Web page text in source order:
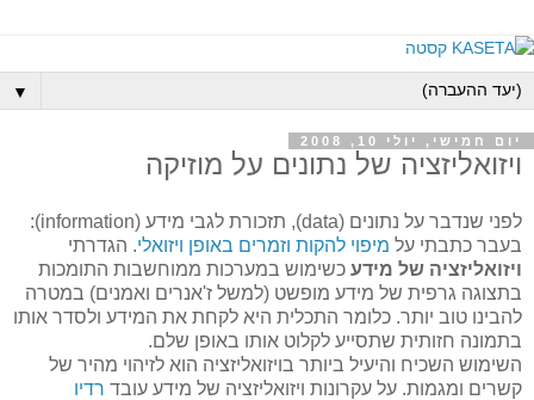
▼
יום חמישי, יולי 10, 2008
ויזואליזציה של נתונים על מוזיקה
לפני שנדבר על נתונים (data), תזכורת לגבי מידע (information):
בעבר כתבתי על מיפוי להקות וזמרים באופן ויזואלי. הגדרתי
ויזואליזציה של מידע כשימוש במערכות ממוחשבות התומכות
בתצוגה גרפית של מידע מופשט (למשל ז'אנרים ואמנים) במטרה
להבינו טוב יותר. כלומר התכלית היא לקחת את המידע ולסדר אותו
בתמונה חזותית שתסייע לקלוט אותו באופן שלם.
השימוש השכיח והיעיל ביותר בויזואליזציה הוא לזיהוי מהיר של
קשרים ומגמות. על עקרונות ויזואליזציה של מידע עובד רדיו